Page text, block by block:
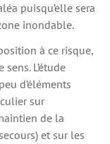
puisqu’elle sera
inondable.
à ce risque,
L’étude
d’éléments
sur
de la
et sur les